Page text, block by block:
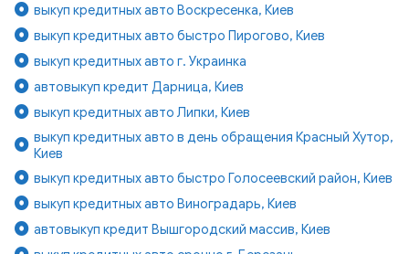
выкуп кредитных авто Воскресенка, Киев
выкуп кредитных авто быстро Пирогово, Киев
выкуп кредитных авто г. Украинка
автовыкуп кредит Дарница, Киев
выкуп кредитных авто Липки, Киев
выкуп кредитных авто в день обращения Красный Хутор,
Киев
выкуп кредитных авто быстро Голосеевский район, Киев
выкуп кредитных авто Виноградарь, Киев
автовыкуп кредит Вышгородский массив, Киев